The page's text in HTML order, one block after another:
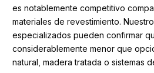
es notablemente competitivo
materiales de revestimiento.
especializados pueden confirmar
considerablemente menor que
natural, madera tratada o sistemas